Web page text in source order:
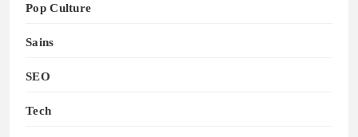
Pop Culture
Sains
SEO
Tech